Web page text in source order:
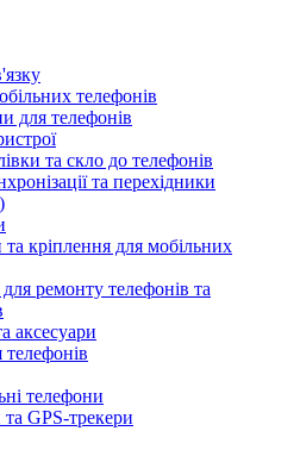
телефонів
для телефонів
та скло до телефонів
та перехідники
та кріплення для мобільних
ремонту телефонів та
аксесуари
телефони
GPS-трекери